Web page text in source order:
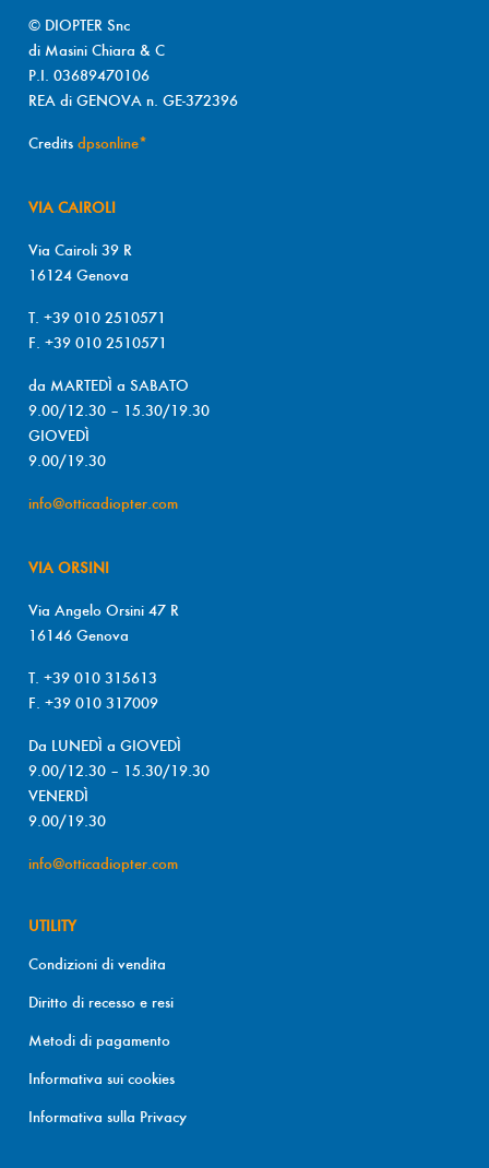
© DIOPTER Snc
di Masini Chiara & C
P.I. 03689470106
REA di GENOVA n. GE-372396
Credits dpsonline*
VIA CAIROLI
Via Cairoli 39 R
16124 Genova
T. +39 010 2510571
F. +39 010 2510571
da MARTEDÌ a SABATO
9.00/12.30 – 15.30/19.30
GIOVEDÌ
9.00/19.30
info@otticadiopter.com
VIA ORSINI
Via Angelo Orsini 47 R
16146 Genova
T. +39 010 315613
F. +39 010 317009
Da LUNEDÌ a GIOVEDÌ
9.00/12.30 – 15.30/19.30
VENERDÌ
9.00/19.30
info@otticadiopter.com
UTILITY
Condizioni di vendita
Diritto di recesso e resi
Metodi di pagamento
Informativa sui cookies
Informativa sulla Privacy